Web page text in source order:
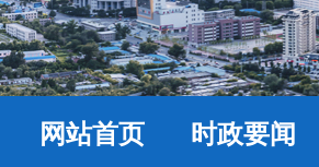
网站首页 时政要闻